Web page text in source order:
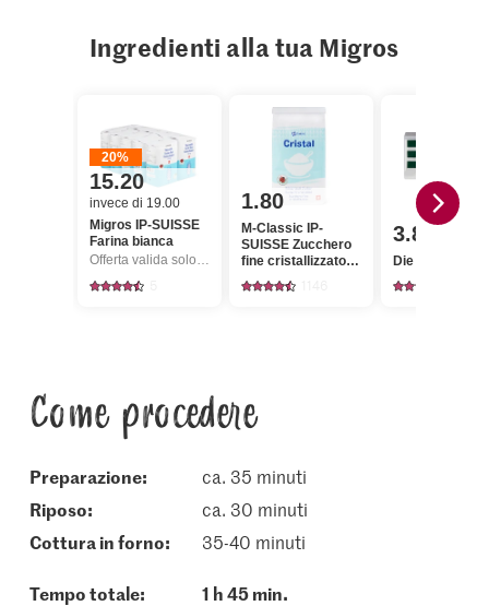
Ingredienti alla tua Migros
20%
15.20
invece di 19.00
Migros IP-SUISSE
Farina bianca
Offerta valida solo dal 6.8 al 12.8.2026, fino a esaurimento dello stock.
1.80
M-Classic IP-
SUISSE Zucchero
fine cristallizzato
Cristal
3.85
Die Butter
Come procedere
Preparazione:
ca. 35 minuti
riposo:
ca. 30 minuti
cottura in forno:
35-40 minuti
Tempo totale: 1 h 45 min.